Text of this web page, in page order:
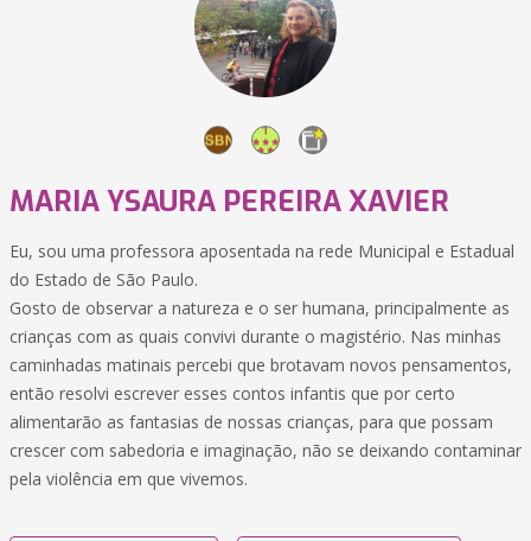
MARIA YSAURA PEREIRA XAVIER
Eu, sou uma professora aposentada na rede Municipal e Estadual
do Estado de São Paulo.
Gosto de observar a natureza e o ser humana, principalmente as
crianças com as quais convivi durante o magistério. Nas minhas
caminhadas matinais percebi que brotavam novos pensamentos,
então resolvi escrever esses contos infantis que por certo
alimentarão as fantasias de nossas crianças, para que possam
crescer com sabedoria e imaginação, não se deixando contaminar
pela violência em que vivemos.